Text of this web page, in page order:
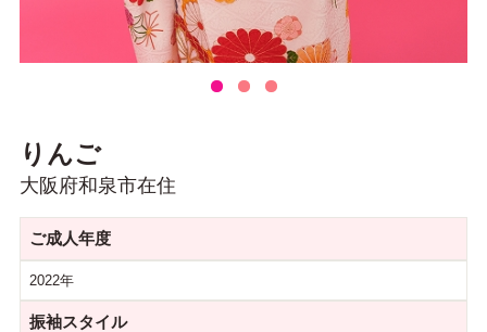
りんご
大阪府和泉市在住
ご成人年度
2022年
振袖スタイル